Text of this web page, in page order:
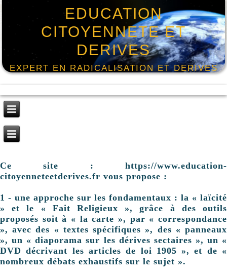
EDUCATION
CITOYENNETE ET
DERIVES
EXPERT EN RADICALISATION ET DERIVES
Ce site : https://www.education-
citoyenneteetderives.fr vous propose :
1 - une approche sur les fondamentaux : la « laïcité
» et le « Fait Religieux », grâce à des outils
proposés soit à « la carte », par « correspondance
», avec des « textes spécifiques », des « panneaux
», un « diaporama sur les dérives sectaires », un «
DVD décrivant les articles de loi 1905 », et de «
nombreux débats exhaustifs sur le sujet ».